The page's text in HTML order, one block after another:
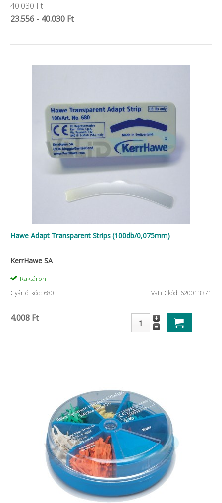
40.030 Ft
23.556 - 40.030 Ft
Hawe Adapt Transparent Strips (100db/0,075mm)
KerrHawe SA
Raktáron
Gyártói kód: 680 VaLiD kód: 620013371
4.008 Ft